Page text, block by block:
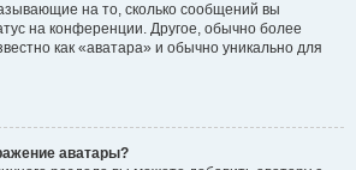
на то, сколько сообщений вы
на конференции. Другое, обычно более
как «аватара» и обычно уникально для
аватары?